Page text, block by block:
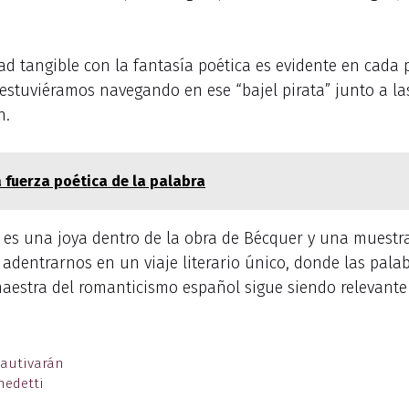
tangible con la fantasía poética es evidente en cada
navegando en ese “bajel pirata” junto a
fuerza poética de la palabra
una joya dentro de la obra de Bécquer y una
en un viaje literario único, donde las
del romanticismo español sigue siendo